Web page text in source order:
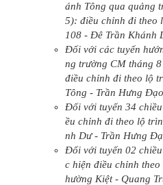
ánh Tông qua quảng
5): điều chỉnh đi theo
108 - Đê Trần Khánh
Đối với các tuyến
ng trường CM tháng
điều chỉnh đi theo lộ
Tông - Trần Hưng
Đối với tuyến 34
ều chỉnh đi theo lộ
nh Dư - Trần Hưng
Đối với tuyến 02
c hiện điều chỉnh
hường Kiệt - Quang